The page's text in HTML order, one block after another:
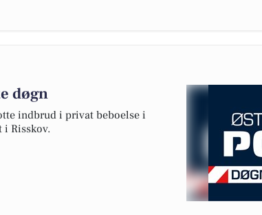
døgn
indbrud i privat beboelse i
Risskov.